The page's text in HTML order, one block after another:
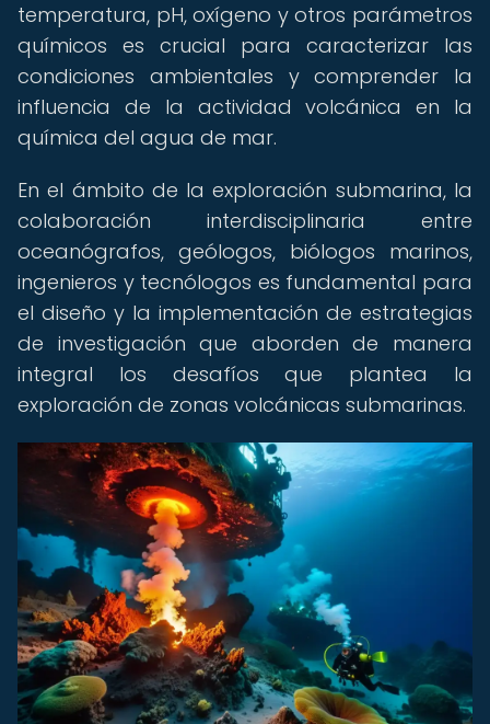
temperatura, pH, oxígeno y otros parámetros
químicos es crucial para caracterizar las
condiciones ambientales y comprender la
influencia de la actividad volcánica en la
química del agua de mar.
En el ámbito de la exploración submarina, la
colaboración interdisciplinaria entre
oceanógrafos, geólogos, biólogos marinos,
ingenieros y tecnólogos es fundamental para
el diseño y la implementación de estrategias
de investigación que aborden de manera
integral los desafíos que plantea la
exploración de zonas volcánicas submarinas.